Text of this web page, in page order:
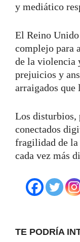
y mediático
El Reino
complejo para
de la violencia
prejuicios y
arraigados que
Los disturbios,
conectados
fragilidad de la
cada vez más
TE PODRÍA